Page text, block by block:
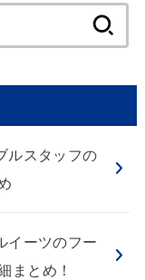
ルスタッフの
イーツのフー
まとめ！